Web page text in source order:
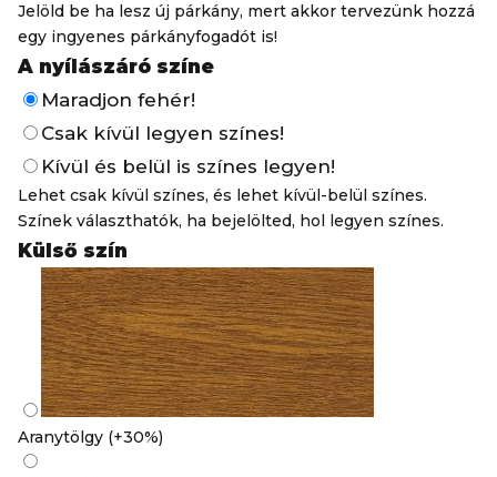
Jelöld be ha lesz új párkány, mert akkor tervezünk hozzá
egy ingyenes párkányfogadót is!
A nyílászáró színe
Maradjon fehér!
Csak kívül legyen színes!
Kívül és belül is színes legyen!
Lehet csak kívül színes, és lehet kívül-belül színes.
Színek választhatók, ha bejelölted, hol legyen színes.
Külső szín
Aranytölgy (+30%)